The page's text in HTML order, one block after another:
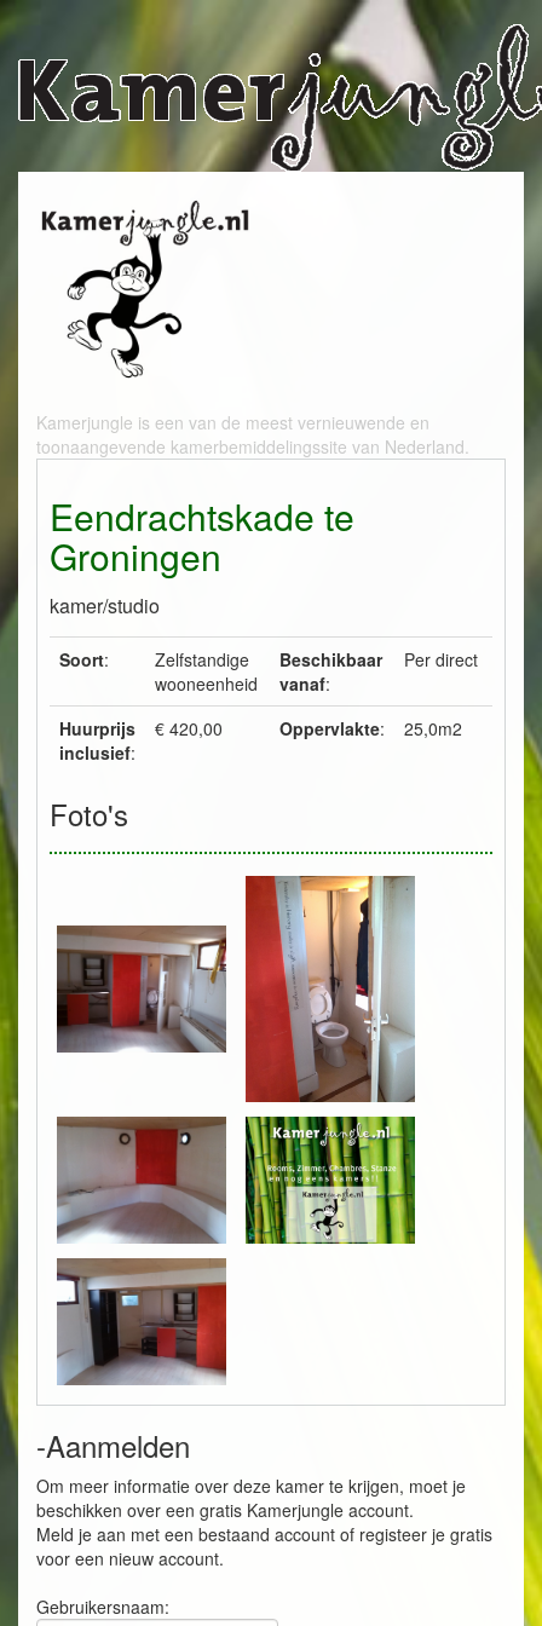
Kamerjungle is een van de meest vernieuwende en
toonaangevende kamerbemiddelingssite van Nederland.
Eendrachtskade te
Groningen
kamer/studio
Soort:
Zelfstandige
wooneenheid
Beschikbaar
vanaf:
Per direct
Huurprijs
inclusief:
€ 420,00 Oppervlakte: 25,0m2
Foto's
-Aanmelden
Om meer informatie over deze kamer te krijgen, moet je
beschikken over een gratis Kamerjungle account.
Meld je aan met een bestaand account of registeer je gratis
voor een nieuw account.
Gebruikersnaam: